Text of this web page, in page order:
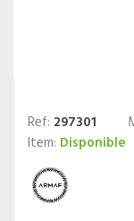
Ref: 297301
Item: Disponible